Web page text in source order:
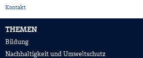
Kontakt
THEMEN
Bildung
Nachhaltigkeit und Umweltschutz